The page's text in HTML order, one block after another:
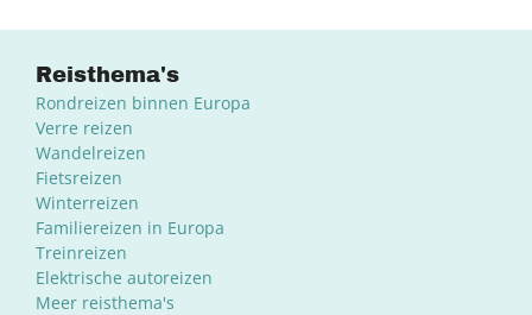
Reisthema's
Rondreizen binnen Europa
Verre reizen
Wandelreizen
Fietsreizen
Winterreizen
Familiereizen in Europa
Treinreizen
Elektrische autoreizen
Meer reisthema's